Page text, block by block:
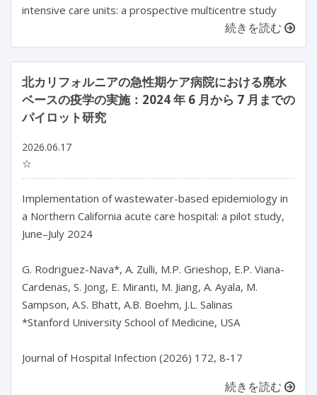
intensive care units: a prospective multicentre study
続きを読む
北カリフォルニアの急性期ケア病院における廃水
ベースの疫学の実施：2024 年 6 月から 7 月までの
パイロット研究
2026.06.17
☆
Implementation of wastewater-based epidemiology in
a Northern California acute care hospital: a pilot study,
June–July 2024
G. Rodriguez-Nava*, A. Zulli, M.P. Grieshop, E.P. Viana-
Cardenas, S. Jong, E. Miranti, M. Jiang, A. Ayala, M.
Sampson, A.S. Bhatt, A.B. Boehm, J.L. Salinas
*Stanford University School of Medicine, USA
続きを読む